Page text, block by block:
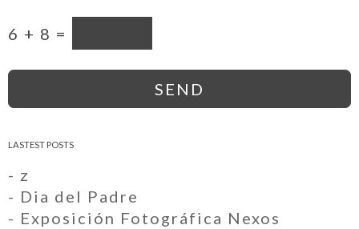
6 + 8 =
LASTEST POSTS
- z
- Dia del Padre
- Exposición Fotográfica Nexos